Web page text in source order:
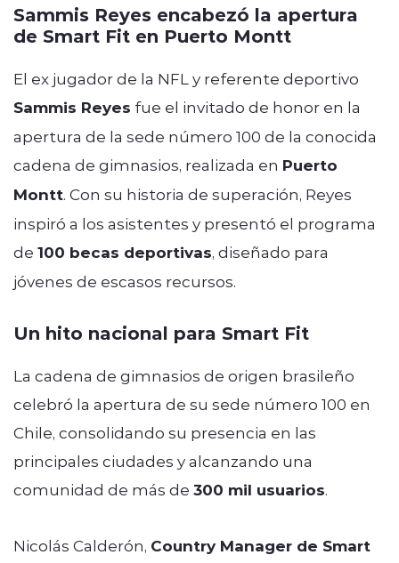
Sammis Reyes encabezó la apertura
de Smart Fit en Puerto Montt
El ex jugador de la NFL y referente deportivo
Sammis Reyes fue el invitado de honor en la
apertura de la sede número 100 de la conocida
cadena de gimnasios, realizada en Puerto
Montt. Con su historia de superación, Reyes
inspiró a los asistentes y presentó el programa
de 100 becas deportivas, diseñado para
jóvenes de escasos recursos.
Un hito nacional para Smart Fit
La cadena de gimnasios de origen brasileño
celebró la apertura de su sede número 100 en
Chile, consolidando su presencia en las
principales ciudades y alcanzando una
comunidad de más de 300 mil usuarios.
Nicolás Calderón, Country Manager de Smart